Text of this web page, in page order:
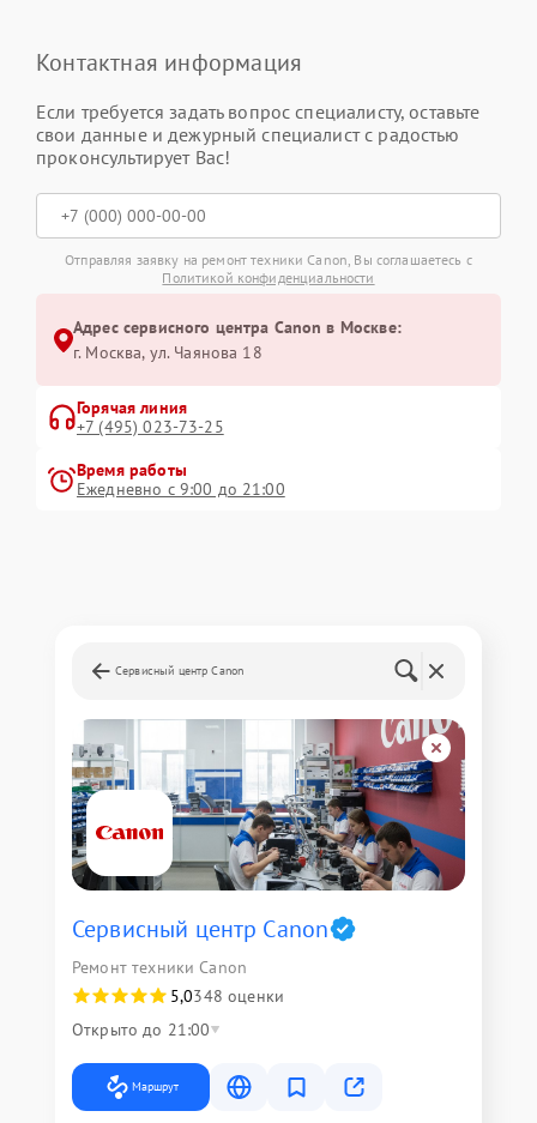
Контактная информация
Если требуется задать вопрос специалисту, оставьте
свои данные и дежурный специалист с радостью
проконсультирует Вас!
Отправляя заявку на ремонт техники Canon, Вы соглашаетесь с
Политикой конфиденциальности
Адрес сервисного центра Canon в Москве:
г. Москва, ул. Чаянова 18
Горячая линия
+7 (495) 023-73-25
Время работы
Ежедневно с 9:00 до 21:00
Сервисный центр Canon
Сервисный центр Canon
Ремонт техники Canon
5,0348 оценки
Открыто до 21:00
Маршрут